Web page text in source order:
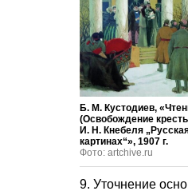
Б. М. Кустодиев,
(Освобождение
И. Н. Кнебеля
картинах“», 1907 г.
Фото: artchive.ru
9. Уточнение